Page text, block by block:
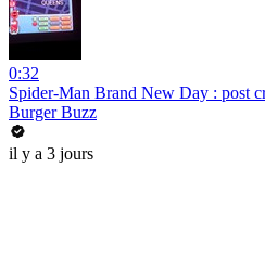
0:32
Spider-Man Brand New Day : post
Burger Buzz
il y a 3 jours